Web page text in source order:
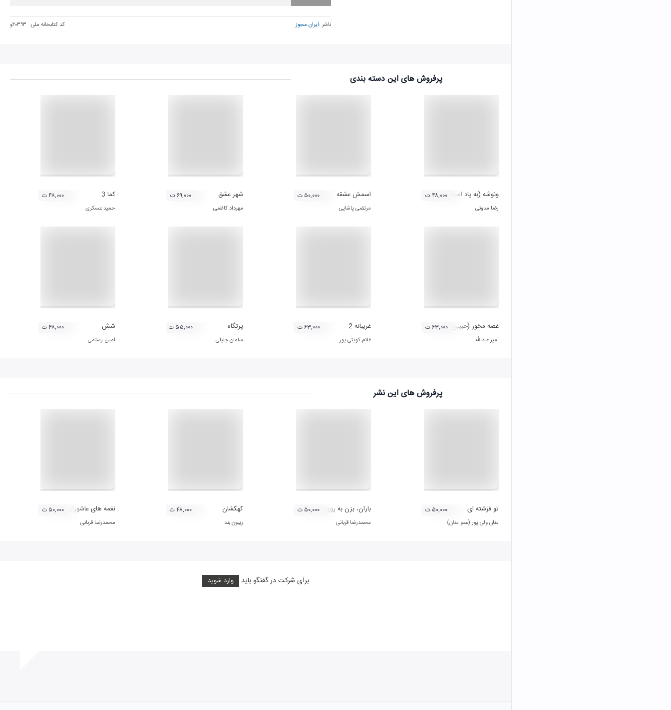
ناشر :ایران مجوز کد کتابخانه ملی: ۲۰۳۹۳و
پرفروش های این دسته بندی
ونوشه (به یاد استاد محمد دنیوی)
رضا مدوئی
۴۸,۰۰۰ ت اسمش عشقه
مرتضی پاشایی
۵۰,۰۰۰ ت شهر عشق
مهرداد کاظمی
۶۹,۰۰۰ ت کما 3
حمید عسکری
۴۸,۰۰۰ ت
غصه مخور (حبیبی)
امیر عبدالله
۶۳,۰۰۰ ت غریبانه 2
غلام کویتی پور
۶۳,۰۰۰ ت پرتگاه
سامان جلیلی
۵۵,۰۰۰ ت شش
امین رستمی
۴۸,۰۰۰ ت
پرفروش های این نشر
تو فرشته ای
منان ولی پور (عمو منان)
۵۰,۰۰۰ ت باران، بزن به روی شیشه ها
محمدرضا قربانی
۵۰,۰۰۰ ت کهکشان
ریبون بند
۴۸,۰۰۰ ت نغمه های عاشورایی
محمدرضا قربانی
۵۰,۰۰۰ ت
برای شرکت در گفتگو باید وارد شوید